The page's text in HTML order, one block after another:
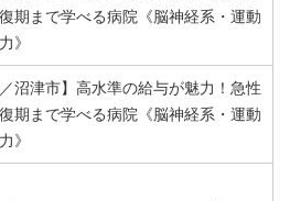
期まで学べる病院《脳神経系・運動
》
／沼津市】高水準の給与が魅力！急性
期まで学べる病院《脳神経系・運動
》